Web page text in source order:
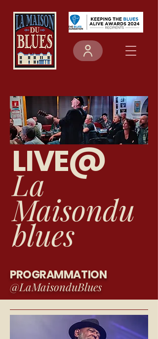
LIVE@
La
Maisondu
blues
PROGRAMMATION
@LaMaisonduBlues